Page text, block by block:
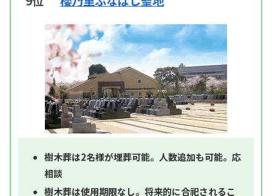
樹木葬は2名様が埋葬可能。人数追加も可能。応
相談
樹木葬は使用期限なし。将来的に合祀されるこ